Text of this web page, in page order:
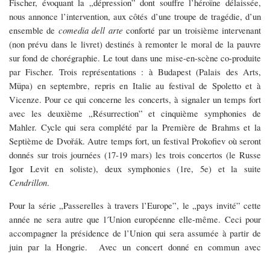
Fischer, évoquant la „dépression” dont souffre l’héroïne délaissée,
nous annonce l’intervention, aux côtés d’une troupe de tragédie, d’un
ensemble de comedia dell arte conforté par un troisième intervenant
(non prévu dans le livret) destinés à remonter le moral de la pauvre
sur fond de chorégraphie. Le tout dans une mise-en-scène co-produite
par Fischer. Trois représentations : à Budapest (Palais des Arts,
Müpa) en septembre, repris en Italie au festival de Spoletto et à
Vicenze. Pour ce qui concerne les concerts, à signaler un temps fort
avec les deuxième „Résurrection” et cinquième symphonies de
Mahler. Cycle qui sera complété par la Première de Brahms et la
Septième de Dvořák. Autre temps fort, un festival Prokofiev où seront
donnés sur trois journées (17-19 mars) les trois concertos (le Russe
Igor Levit en soliste), deux symphonies (1re, 5e) et la suite
Cendrillon.
Pour la série „Passerelles à travers l’Europe”, le „pays invité” cette
année ne sera autre que l´Union européenne elle-même. Ceci pour
accompagner la présidence de l’Union qui sera assumée à partir de
juin par la Hongrie. Avec un concert donné en commun avec